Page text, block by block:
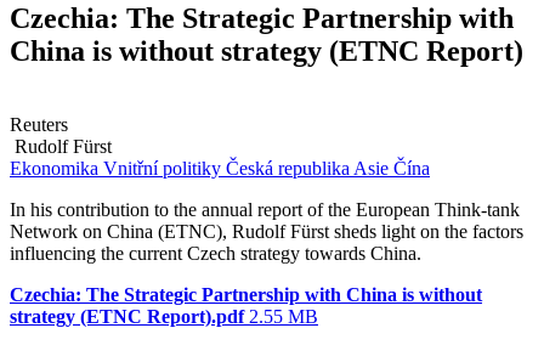
Czechia: The Strategic Partnership with
China is without strategy (ETNC Report)
Reuters
Rudolf Fürst
Ekonomika Vnitřní politiky Česká republika Asie Čína
In his contribution to the annual report of the European Think-tank
Network on China (ETNC), Rudolf Fürst sheds light on the factors
influencing the current Czech strategy towards China.
Czechia: The Strategic Partnership with China is without
strategy (ETNC Report).pdf 2.55 MB